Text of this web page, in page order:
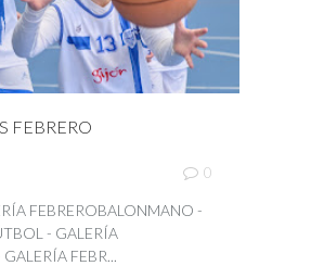
FEBRERO
0
FEBREROBALONMANO -
- GALERÍA
FEBR...